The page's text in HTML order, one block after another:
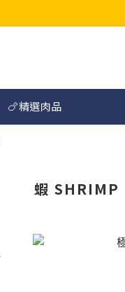
🍗精選肉品
蝦 SHRIMP